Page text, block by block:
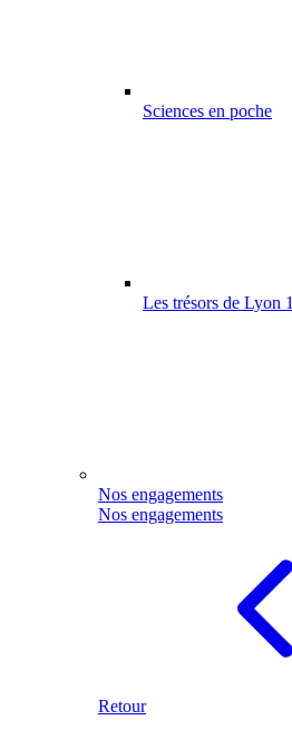
Sciences en poche
Les trésors de Lyon 1
Nos engagements
Nos engagements
Retour